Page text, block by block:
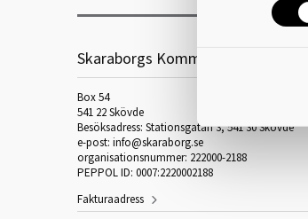
Skaraborgs Kommunalförbund
Box 54
541 22 Skövde
Besöksadress: Stationsgatan 3, 541 30 Skövde
e-post: info@skaraborg.se
organisationsnummer: 222000-2188
PEPPOL ID: 0007:2220002188
Fakturaadress